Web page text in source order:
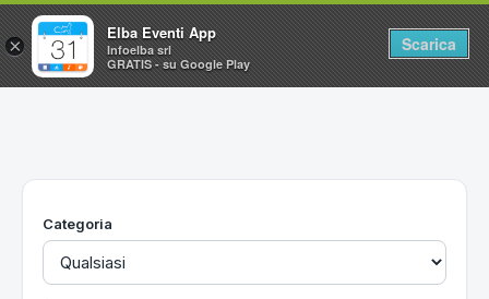
Home
Utilità
Categoria
×
Elba Eventi App
Infoelba srl
GRATIS - su Google Play
Scarica